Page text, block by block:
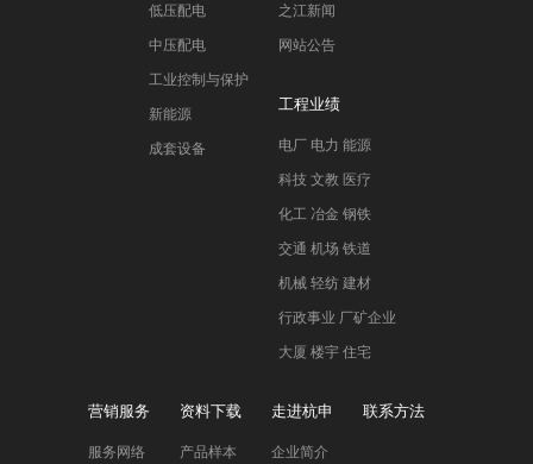
低压配电
中压配电
工业控制与保护
新能源
成套设备
之江新闻
网站公告
工程业绩
电厂 电力 能源
科技 文教 医疗
化工 冶金 钢铁
交通 机场 铁道
机械 轻纺 建材
行政事业 厂矿企业
大厦 楼宇 住宅
营销服务
服务网络
资料下载
产品样本
走进杭申
企业简介
联系方法